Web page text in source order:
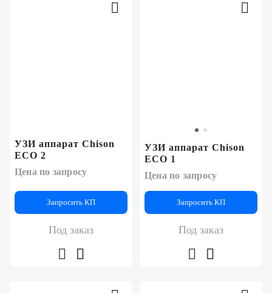
УЗИ аппарат Chison
ECO 2
Цена по запросу
Запросить КП
Под заказ
УЗИ аппарат Chison
ECO 1
Цена по запросу
Запросить КП
Под заказ